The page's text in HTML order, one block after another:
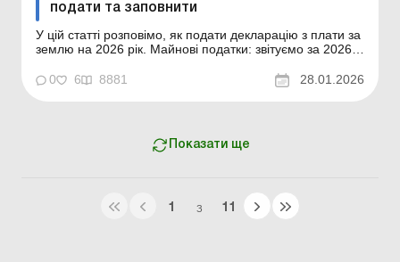
подати та заповнити
У цій статті розповімо, як подати декларацію з плати за
землю на 2026 рік. Майнові податки: звітуємо за 2026
Декларація з плати за землю на 2026 рік подається не
пізніше 20 лютого звітного року. Плата за землю
0 6 8881 28.01.2026
Показати ще
1 З 11